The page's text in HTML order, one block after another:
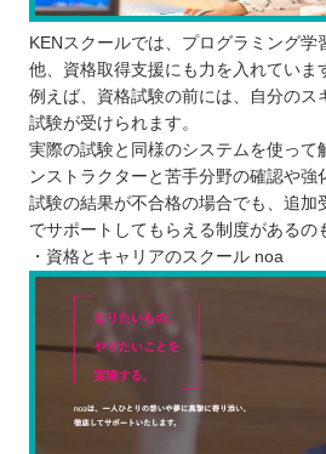
KENスクールでは、プログラミング学
他、資格取得支援にも力を入れていま
例えば、資格試験の前には、自分のス
試験が受けられます。
実際の試験と同様のシステムを使って
ンストラクターと苦手分野の確認や強
試験の結果が不合格の場合でも、追加
でサポートしてもらえる制度があるの
・資格とキャリアのスクール noa